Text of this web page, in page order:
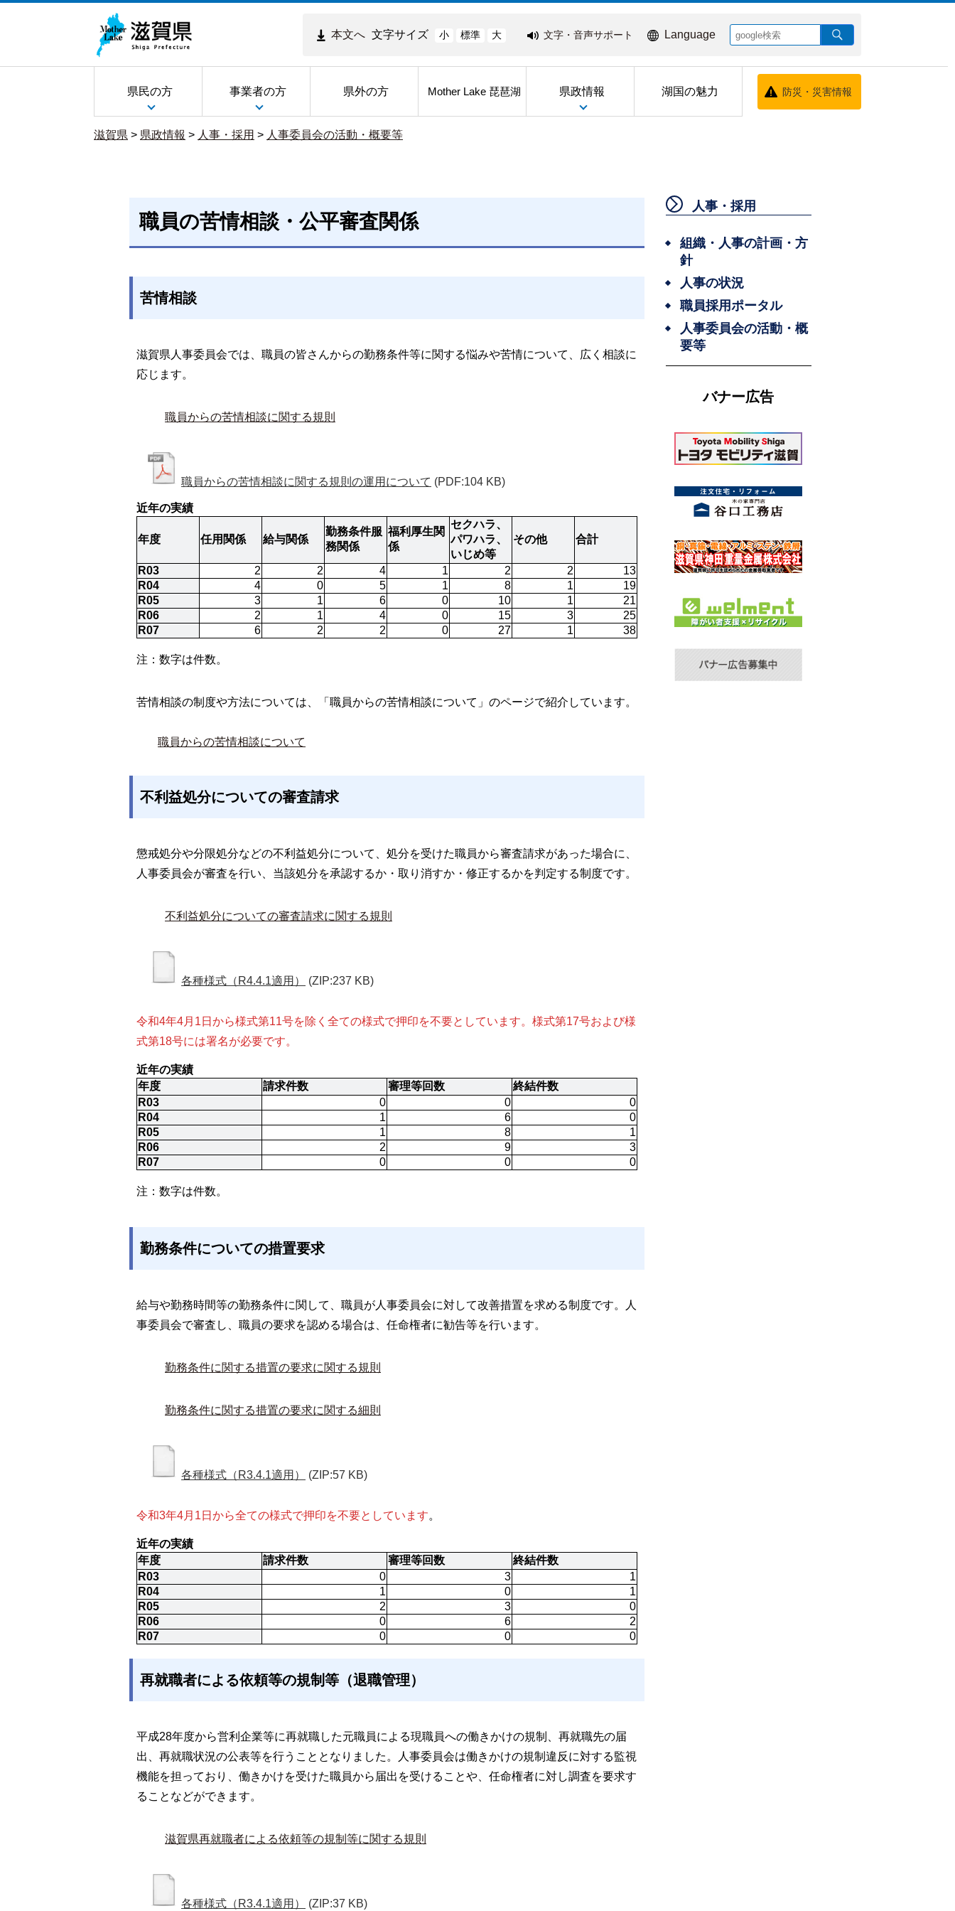
本文へ 文字サイズ 小 標準 大 文字・音声サポート Language
県民の方 事業者の方 県外の方 Mother Lake 琵琶湖 県政情報 湖国の魅力 防災・災害情報
滋賀県 > 県政情報 > 人事・採用 > 人事委員会の活動・概要等
職員の苦情相談・公平審査関係
苦情相談
滋賀県人事委員会では、職員の皆さんからの勤務条件等に関する悩みや苦情について、広く相談に
応じます。
職員からの苦情相談に関する規則
職員からの苦情相談に関する規則の運用について (PDF:104 KB)
近年の実績
年度 任用関係 給与関係
勤務条件服
務関係
福利厚生関
係
セクハラ、
パワハラ、
いじめ等
その他 合計
R03 2 2 4 1 2 2
13
R04
4 0 5 1 8 1
19
R05
3 1 6 0 10 1
21
R06
2 1 4 0 15 3
25
R07
6 2 2 0 27 1 38
注：数字は件数。
苦情相談の制度や方法については、「職員からの苦情相談について」のページで紹介しています。
職員からの苦情相談について
不利益処分についての審査請求
懲戒処分や分限処分などの不利益処分について、処分を受けた職員から審査請求があった場合に、
人事委員会が審査を行い、当該処分を承認するか・取り消すか・修正するかを判定する制度です。
不利益処分についての審査請求に関する規則
各種様式（R4.4.1適用） (ZIP:237 KB)
令和4年4月1日から様式第11号を除く全ての様式で押印を不要としています。様式第17号および様
式第18号には署名が必要です。
近年の実績
年度
請求件数 審理等回数
終結件数
R03
0 0
0
R04
1 6
0
R05
1 8
1
R06
2 9
3
R07
0 0 0
注：数字は件数。
勤務条件についての措置要求
給与や勤務時間等の勤務条件に関して、職員が人事委員会に対して改善措置を求める制度です。人
事委員会で審査し、職員の要求を認める場合は、任命権者に勧告等を行います。
勤務条件に関する措置の要求に関する規則
勤務条件に関する措置の要求に関する細則
各種様式（R3.4.1適用） (ZIP:57 KB)
令和3年4月1日から全ての様式で押印を不要としています。
近年の実績
年度
請求件数 審理等回数
終結件数
R03
0 3
1
R04
1 0
1
R05
2 3
0
R06
0 6
2
R07
0 0 0
再就職者による依頼等の規制等（退職管理）
平成28年度から営利企業等に再就職した元職員による現職員への働きかけの規制、再就職先の届
出、再就職状況の公表等を行うこととなりました。人事委員会は働きかけの規制違反に対する監視
機能を担っており、働きかけを受けた職員から届出を受けることや、任命権者に対し調査を要求す
ることなどができます。
滋賀県再就職者による依頼等の規制等に関する規則
各種様式（R3.4.1適用） (ZIP:37 KB)
人事・採用
組織・人事の計画・方
針
人事の状況
職員採用ポータル
人事委員会の活動・概
要等
バナー広告